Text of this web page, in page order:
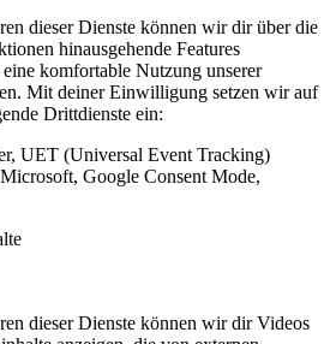
dieser Dienste können wir dir über die
hinausgehende Features
komfortable Nutzung unserer
Mit deiner Einwilligung setzen wir auf
Drittdienste ein:
UET (Universal Event Tracking)
Google Consent Mode,
dieser Dienste können wir dir Videos